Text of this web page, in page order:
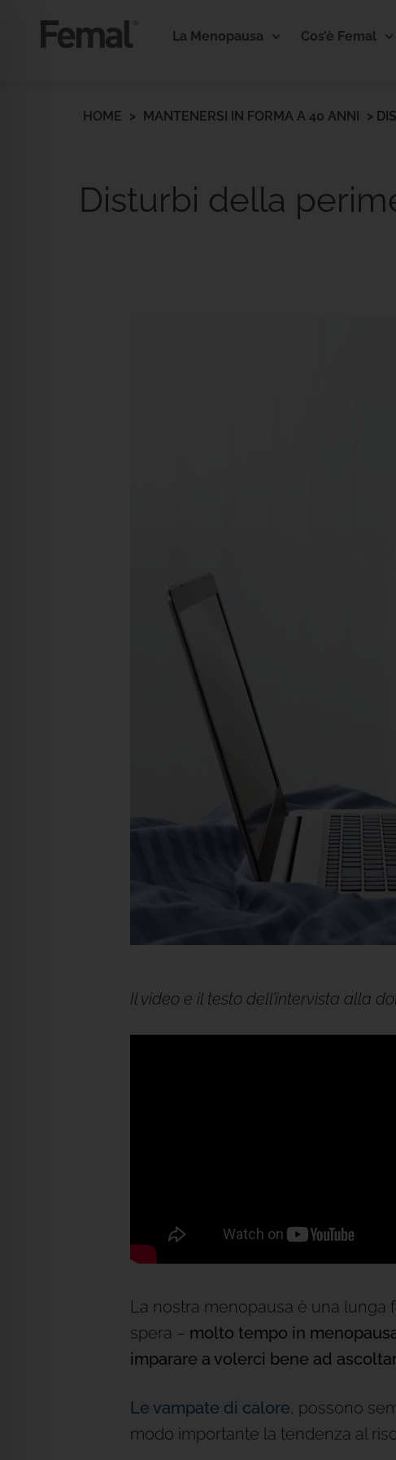
La Menopausa Cos’è Femal
HOME > MANTENERSI IN FORMA A 40 ANNI >
Disturbi della
Il video e il testo dell’intervista alla
La nostra menopausa è una lunga
spera – molto tempo in
imparare a volerci bene ad
Le vampate di calore, possono
modo importante la tendenza al